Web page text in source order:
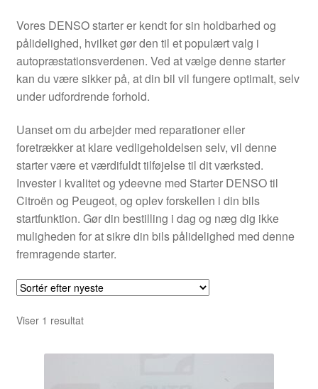
Levering
Min Konto
Om os
Privatlivspolitik
Vilkår og betingelser
Vores DENSO starter er kendt for sin holdbarhed og
pålidelighed, hvilket gør den til et populært valg i
autopræstationsverdenen. Ved at vælge denne starter
kan du være sikker på, at din bil vil fungere optimalt, selv
under udfordrende forhold.
Uanset om du arbejder med reparationer eller
foretrækker at klare vedligeholdelsen selv, vil denne
starter være et værdifuldt tilføjelse til dit værksted.
Invester i kvalitet og ydeevne med Starter DENSO til
Citroën og Peugeot, og oplev forskellen i din bils
startfunktion. Gør din bestilling i dag og næg dig ikke
muligheden for at sikre din bils pålidelighed med denne
fremragende starter.
Viser 1 resultat